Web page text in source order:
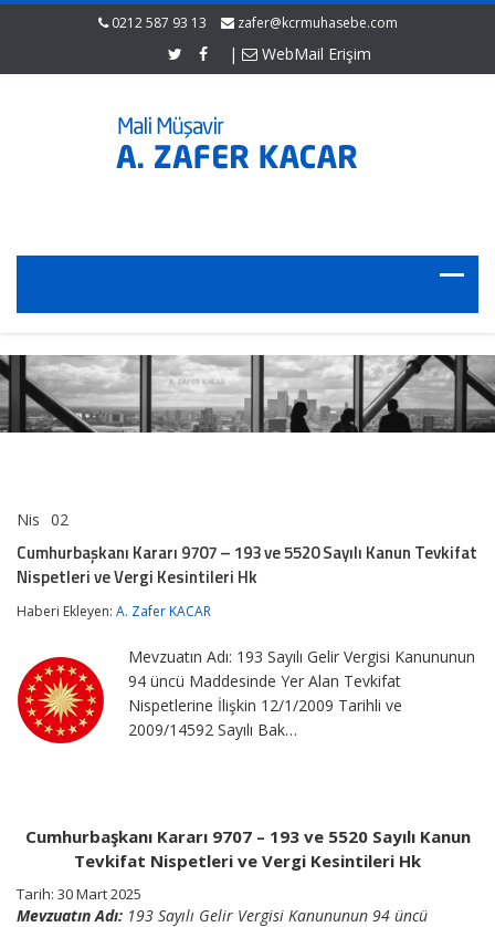
0212 587 93 13 zafer@kcrmuhasebe.com
| WebMail Erişim
Nis 02
9707
–
ve
Kanun
Tevkifat
Nispetleri
ve
Cumhurbaşkanı Kararı 9707 – 193 ve 5520 Sayılı Kanun Tevkifat
Nispetleri ve Vergi Kesintileri Hk
Haberi Ekleyen: A. Zafer KACAR
Mevzuatın Adı: 193 Sayılı Gelir Vergisi Kanununun
94 üncü Maddesinde Yer Alan Tevkifat
Nispetlerine İlişkin 12/1/2009 Tarihli ve
2009/14592 Sayılı Bak…
Cumhurbaşkanı Kararı 9707 – 193 ve 5520 Sayılı Kanun
Tevkifat Nispetleri ve Vergi Kesintileri Hk
Tarih: 30 Mart 2025
Mevzuatın Adı: 193 Sayılı Gelir Vergisi Kanununun 94 üncü